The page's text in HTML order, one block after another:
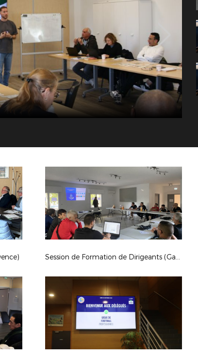
Session de Formation de Dirigeants (Garéoult)